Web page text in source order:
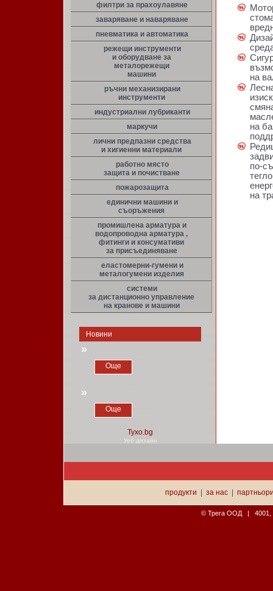
филтри за прахоулавяне
заваряване и наваряване
пневматика и автоматика
режещи инструменти
и оборудване за
металорежещи
машини
ръчни механизирани
инструменти
индустриални лубриканти
маркучи
лични предпазни средства
и хигиенни материали
работно място
защита и почистване
пожарозащита
единични машини и
съоръжения
промишлена арматура и
водопроводна арматура ,
фитинги и консумативи
за присъединяване
еластомерни-гумени и
металогумени изделия
системи
за дистанционно управление
на кранове и машини
Новини
»
Още
»
Още
Уеб дизайн
на
на
по-
на
продукти за нас|
© Трега ООД | 4001,